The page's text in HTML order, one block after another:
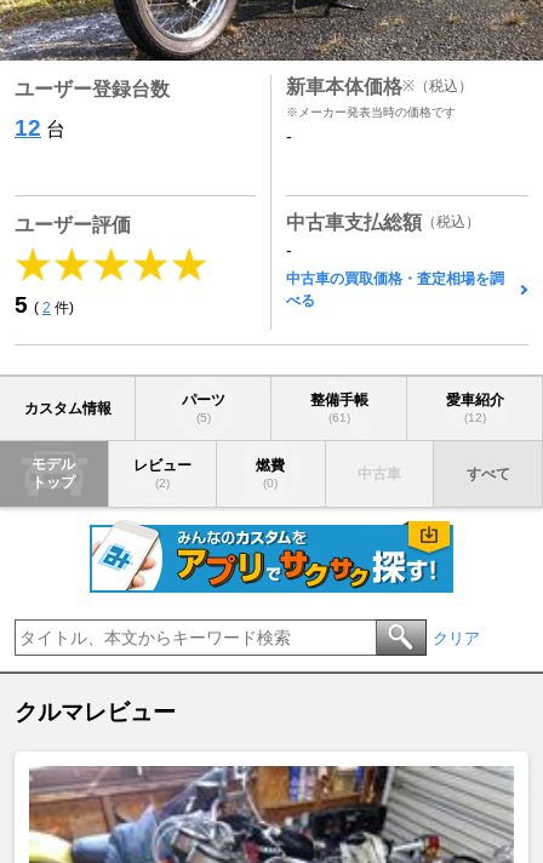
ユーザー登録台数
12 台
ユーザー評価
5 ( 2 件)
新車本体価格※ （税込）
※メーカー発表当時の価格です
-
中古車支払総額 （税込）
-
中古車の買取価格・査定相場を調
べる
カスタム情報 パーツ
(5)
整備手帳
(61)
愛車紹介
(12)
モデル
トップ
レビュー
(2)
燃費
(0)
中古車 すべて
クリア
クルマレビュー